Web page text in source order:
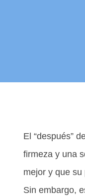
El “después”
firmeza y una
mejor y que
Sin embargo,